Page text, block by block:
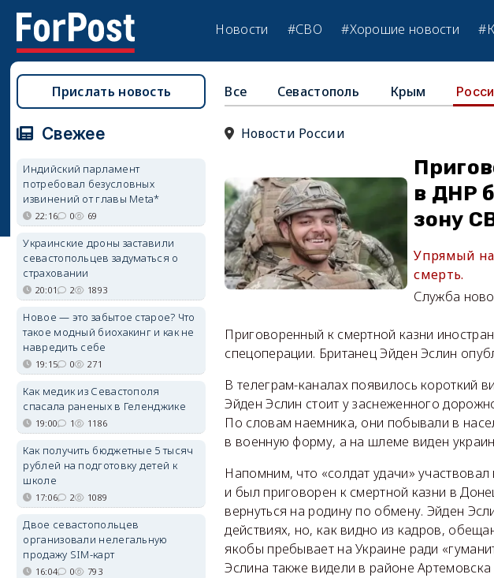
Новости #СВО #Хорошие новости
Все Севастополь Крым
Новости России
в ДНР
зону
Упрямый
смерть.
Служба
Приговоренный к смертной казни
спецоперации. Британец Эйден Эслин
В телеграм-каналах появилось короткий
Эйден Эслин стоит у заснеженного
По словам наемника, они побывали в
в военную форму, а на шлеме виден
Напомним, что «солдат удачи»
и был приговорен к смертной казни в
вернуться на родину по обмену. Эйден
действиях, но, как видно из кадров,
якобы пребывает на Украине ради
Эслина также видели в районе Артемовска
Прислать новость
Свежее
Индийский парламент
потребовал безусловных
извинений от главы Meta*
22:16 0 69
Украинские дроны заставили
севастопольцев задуматься о
страховании
20:01 2 1893
Новое — это забытое старое? Что
такое модный биохакинг и как не
навредить себе
19:15 0 271
Как медик из Севастополя
спасала раненых в Геленджике
19:00 1 1186
Как получить бюджетные 5 тысяч
рублей на подготовку детей к
школе
17:06 2 1089
Двое севастопольцев
организовали нелегальную
продажу SIM-карт
16:04 0 793